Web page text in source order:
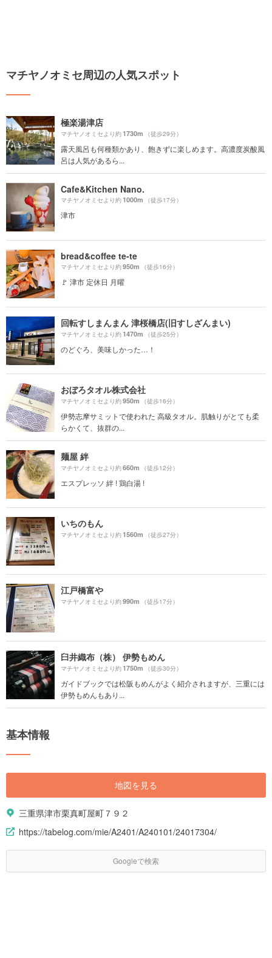
マチヤノオミセ周辺の人気スポット
極楽湯津店
マチヤノオミセより約1730m （徒歩29分）
露天風呂も何種類かあり、飽きずに楽しめます。高濃度炭酸風
呂は人気があるら...
Cafe&Kitchen Nano.
マチヤノオミセより約1000m （徒歩17分）
津市
bread&coffee te-te
マチヤノオミセより約950m （徒歩16分）
🚩 津市 定休日 月曜
回転すしまんまん 津桜橋店(旧すしざんまい)
マチヤノオミセより約1470m （徒歩25分）
のどぐろ、美味しかった…！
おぼろタオル株式会社
マチヤノオミセより約950m （徒歩16分）
伊勢志摩サミットで使われた 高級タオル。肌触りがとても柔
らかくて、抜群の...
麺屋 絆
マチヤノオミセより約660m （徒歩12分）
エスプレッソ 絆 ! 鶏白湯 !
いちのもん
マチヤノオミセより約1560m （徒歩27分）
江戸橋富や
マチヤノオミセより約990m （徒歩17分）
臼井織布（株） 伊勢もめん
マチヤノオミセより約1750m （徒歩30分）
ガイドブックでは松阪もめんがよく紹介されますが、三重には
伊勢もめんもあり...
基本情報
地図を見る
三重県津市栗真町屋町７９２
https://tabelog.com/mie/A2401/A240101/24017304/
Googleで検索